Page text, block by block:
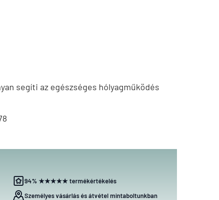
segíti az egészséges hólyagműködés
94% ★★★★★ termékértékelés
Személyes vásárlás és átvétel mintaboltunkban